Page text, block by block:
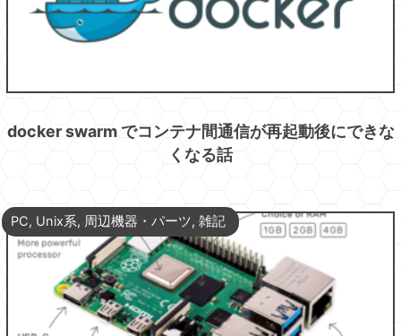
docker swarm でコンテナ間通信が再起動後にできな
くなる話
PC, Unix系, 周辺機器・パーツ, 雑記